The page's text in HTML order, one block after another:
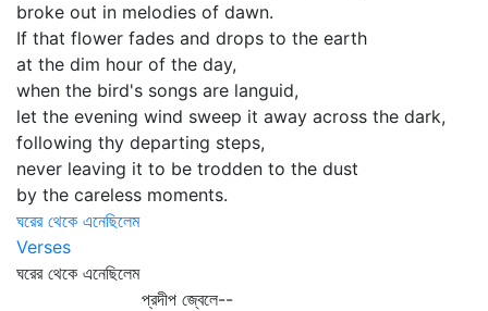
broke out in melodies of dawn.
If that flower fades and drops to the earth
at the dim hour of the day,
when the bird's songs are languid,
let the evening wind sweep it away across the dark,
following thy departing steps,
never leaving it to be trodden to the dust
by the careless moments.
ঘরের থেকে এনেছিলেম
Verses
ঘরের থেকে এনেছিলেম
প্রদীপ জ্বেলে--